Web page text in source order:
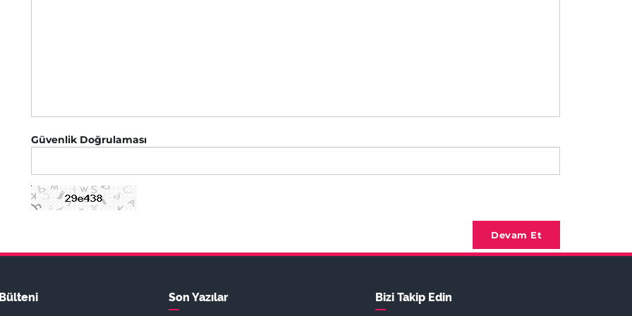
Güvenlik Doğrulaması
Devam Et
Son Yazılar Bizi Takip Edin